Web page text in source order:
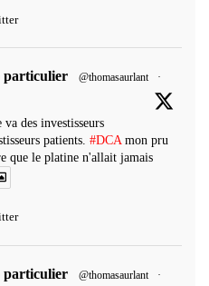
particulier @thomasaurlant
·
des investisseurs
patients. #DCAmon pru
que le platine n'allait jamais
particulier @thomasaurlant
·